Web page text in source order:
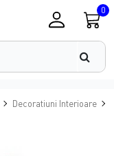
0
Decoratiuni Interioare